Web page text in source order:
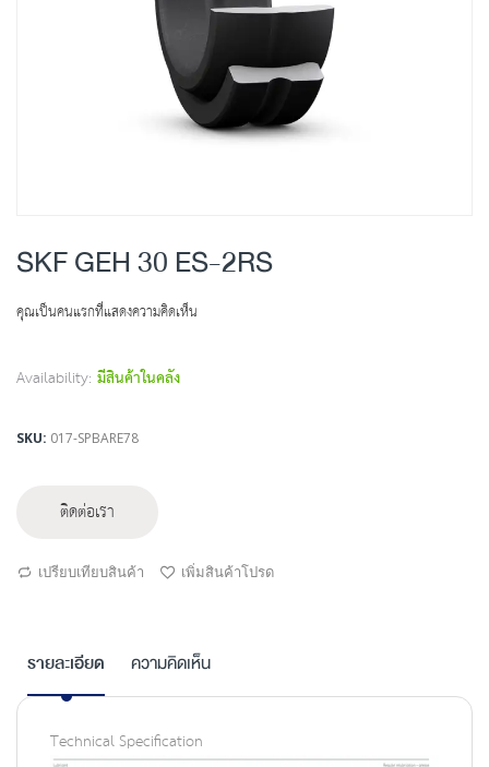
to
the
SKF GEH 30 ES-2RS
คุณเป็นคนแรกที่แสดงความคิดเห็น
Availability: มีสินค้าในคลัง
SKU 017-SPBARE78
ติดต่อเรา
เปรียบเทียบสินค้า เพิ่มสินค้าโปรด
รายละเอียด
Technical Specification
ความคิดเห็น